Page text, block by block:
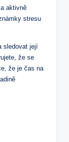
aktivně
stresu
sledovat její
že‍ se
‍že‍ je čas na